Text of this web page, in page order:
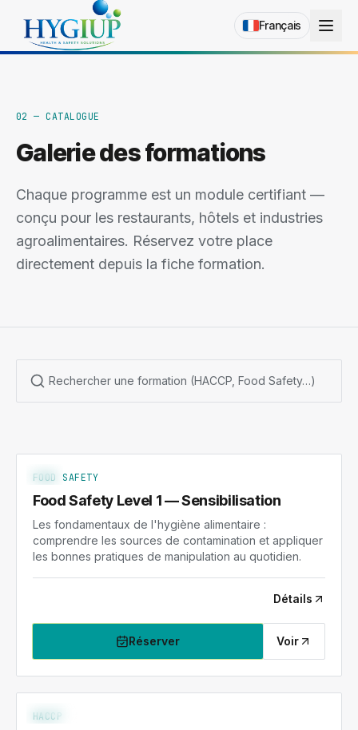
Français
02 —CATALOGUE
Galerie des formations
Chaque programme est un module certifiant —
conçu pour les restaurants, hôtels et industries
agroalimentaires. Réservez votre place
directement depuis la fiche formation.
FS-1
FOOD SAFETY
Food Safety Level 1 — Sensibilisation
Les fondamentaux de l'hygiène alimentaire :
comprendre les sources de contamination et appliquer
les bonnes pratiques de manipulation au quotidien.
Détails
Réserver Voir
HACCP-1
HACCP